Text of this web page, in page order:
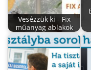
Vesézzük ki - Fix
műanyag ablakok